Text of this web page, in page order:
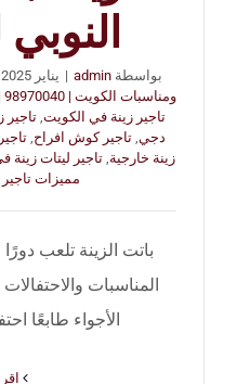
بواسطة admin
| يناير 17th, 2025
ومناسبات الكويت | 98970040 | النوبي للضيافة
تاجير زينة في الكويت ,تاجير
دجي تاجير كوش افراح
زينة خارجية تاجير ليتات زينة
مميزات
باتت الزينة تلعب
المناسبات
الأجواء طابعًا